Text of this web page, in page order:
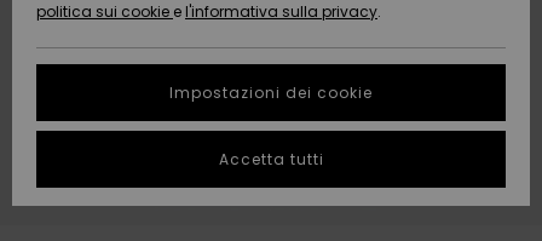
Scoprire
Scoprire
Guida alle
conversazione
per ottenere
la risposta
APP
politica sui cookie e l'informativa sulla privacy.
Impostazioni dei cookie
Accetta tutti